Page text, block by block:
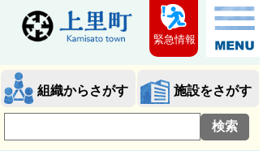
組織からさがす 施設をさがす
緊急情報